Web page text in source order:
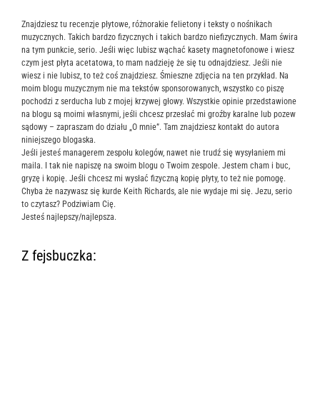
Znajdziesz tu recenzje płytowe, różnorakie felietony i teksty o nośnikach
muzycznych. Takich bardzo fizycznych i takich bardzo niefizycznych. Mam świra
na tym punkcie, serio. Jeśli więc lubisz wąchać kasety magnetofonowe i wiesz
czym jest płyta acetatowa, to mam nadzieję że się tu odnajdziesz. Jeśli nie
wiesz i nie lubisz, to też coś znajdziesz. Śmieszne zdjęcia na ten przykład. Na
moim blogu muzycznym nie ma tekstów sponsorowanych, wszystko co piszę
pochodzi z serducha lub z mojej krzywej głowy. Wszystkie opinie przedstawione
na blogu są moimi własnymi, jeśli chcesz przesłać mi groźby karalne lub pozew
sądowy – zapraszam do działu „O mnie”. Tam znajdziesz kontakt do autora
niniejszego blogaska.
Jeśli jesteś managerem zespołu kolegów, nawet nie trudź się wysyłaniem mi
maila. I tak nie napiszę na swoim blogu o Twoim zespole. Jestem cham i buc,
gryzę i kopię. Jeśli chcesz mi wysłać fizyczną kopię płyty, to też nie pomogę.
Chyba że nazywasz się kurde Keith Richards, ale nie wydaje mi się. Jezu, serio
to czytasz? Podziwiam Cię.
Jesteś najlepszy/najlepsza.
Z fejsbuczka: